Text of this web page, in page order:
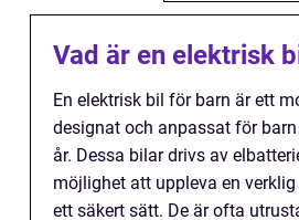
Vad är en elektrisk
En elektrisk bil för barn är ett
designat och anpassat för
år. Dessa bilar drivs av
möjlighet att uppleva en
ett säkert sätt. De är ofta